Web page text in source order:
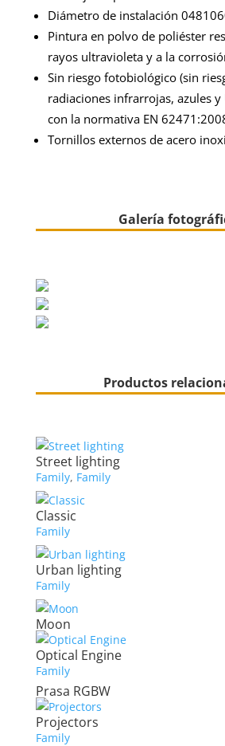
Diámetro de instalación
Pintura en polvo de poliéster
rayos ultravioleta y a la
Sin riesgo fotobiológico (sin
radiaciones infrarrojas, azules y
con la normativa EN
Tornillos externos de acero
Galería
Productos
Street lighting
Family, Family
Classic
Family
Urban lighting
Family
Moon
Optical Engine
Family
Prasa RGBW
Projectors
Family